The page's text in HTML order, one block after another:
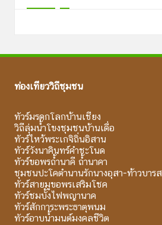
ท่องเที่ยววิถีชุมชน
ทัวร์มรดกโลกบ้านเชียง
วิถีลุ่มน้ำโขงชุมชนบ้านเดื่อ
ทัวร์ไหว้พระเกจิถิ่นอิสาน
ทัวร์วังนาคินทร์คำชะโนด
ทัวร์ขอพรถ้ำนาคี ถ้ำนาคา
ชุมชนปะโคตำนานรักนางอุสา-ท้าวบารส
ทัวร์สายมูขอพรเสริมโชค
ทัวร์ชมบั้งไฟพญานาค
ทัวร์สักการะพระธาตุพนม
ทัวร์อาบน้ำมนต์มงคลชีวิต